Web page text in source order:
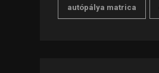
autópálya matrica